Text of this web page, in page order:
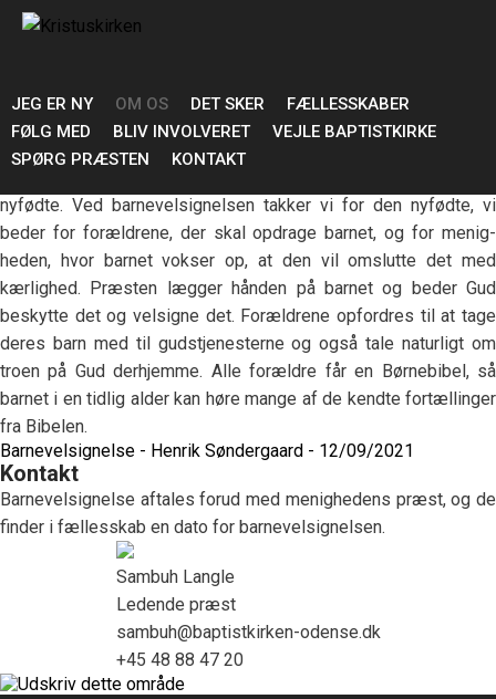
JEG ER NY OM OS DET SKER
FÆLLESSKABER
FØLG MED
BLIV INVOLVERET
VEJLE BAPTISTKIRKE
SPØRG PRÆSTEN
KONTAKT
Barnevelsignelse
Alle nyfødte børn kan blive velsignet
med deres spædbørn, tog han dem i favn og velsignede dem.
På samme måde ønsker vi, at de børn, der bliver født i vores
menighed bliver velsignet af Gud. Barnevelsignelse finder sted i
nyfødte. Ved barnevelsignelsen takker vi for den nyfødte, vi
beder for forældrene, der skal opdrage barnet, og for menig­
heden, hvor barnet vokser op, at den vil omslutte det med
kærlighed. Præsten lægger hånden på barnet og beder Gud
beskytte det og velsigne det. Forældrene opfordres til at tage
deres barn med til gudstjenesterne og også tale naturligt om
troen på Gud derhjemme. Alle forældre får en Børnebibel, så
barnet i en tidlig alder kan høre mange af de kendte fortællinger
fra Bibelen.
Barnevelsignelse - Henrik Søndergaard - 12/09/2021
Kontakt
Barnevelsignelse aftales forud med menighedens præst, og de
finder i fællesskab en dato for barnevelsignelsen.
Sambuh Langle
Ledende præst
sambuh@baptistkirken-odense.dk
+45 48 88 47 20